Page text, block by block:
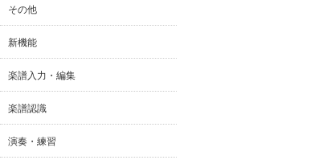
その他
新機能
楽譜入力・編集
楽譜認識
演奏・練習